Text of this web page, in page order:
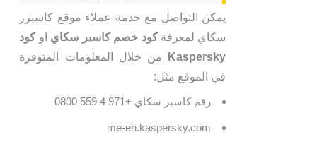
يمكن التواصل مع خدمة عملاء موقع كاسبرر
سكاي لمعرفة كود خصم كاسبر سكاي او كود
Kaspersky
من خلال المعلومات المتوفرة
في الموقع مثل:
رقم كاسبر سكاي +971 4 559 0800
me-en.kaspersky.com